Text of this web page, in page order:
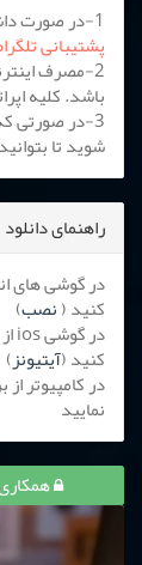
1-در صورت داشتن هرگونه مشکلی، لطفا با پشتیبانی آنلاین یا
پشتیبانی
باشد. کلیه
3-در صورتی
شوید تا
راهنمای دانلود
کنید (نصب)
کنید (آیتیونز)
نمایید
همکاری در